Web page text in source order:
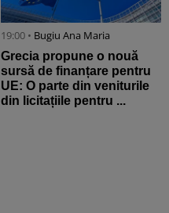
19:00 • Bugiu ⁠Ana Maria
Grecia propune o nouă
sursă de finanțare pentru
UE: O parte din veniturile
din licitațiile pentru ...